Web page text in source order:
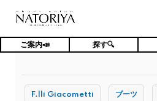
ご案内📣 探す🔍
TOP ブーツ
F.lli Giacometti ブーツ